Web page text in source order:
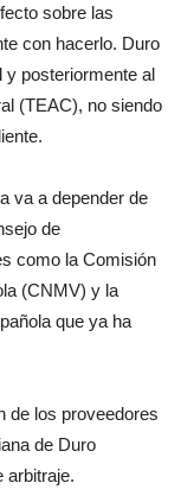
sobre las
con hacerlo. Duro
y posteriormente al
(TEAC), no siendo
va a depender de
de
como la Comisión
(CNMV) y la
que ya ha
de los proveedores
de Duro
arbitraje.